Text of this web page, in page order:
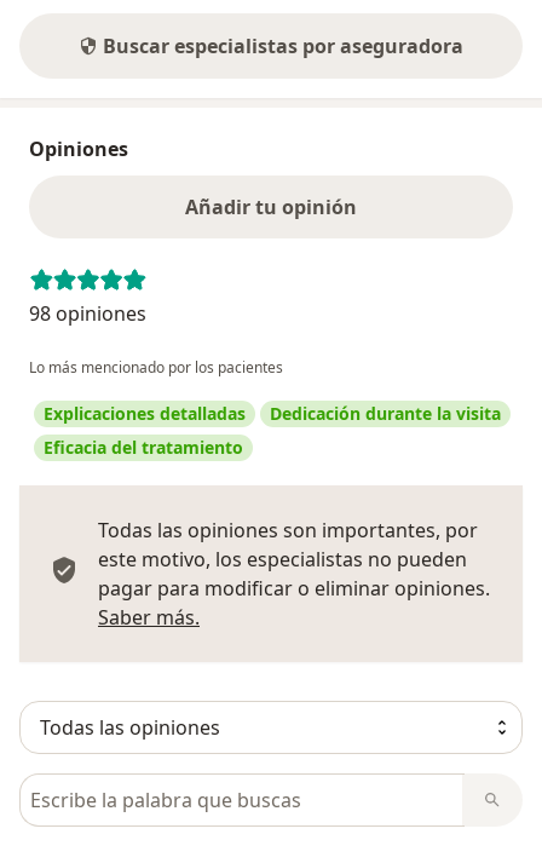
Buscar especialistas por aseguradora
Opiniones
Añadir tu opinión
98 opiniones
Lo más mencionado por los pacientes
Explicaciones detalladas
Dedicación durante la visita
Eficacia del tratamiento
Todas las opiniones son importantes, por
este motivo, los especialistas no pueden
pagar para modificar o eliminar opiniones.
Saber más.
Busca en opiniones